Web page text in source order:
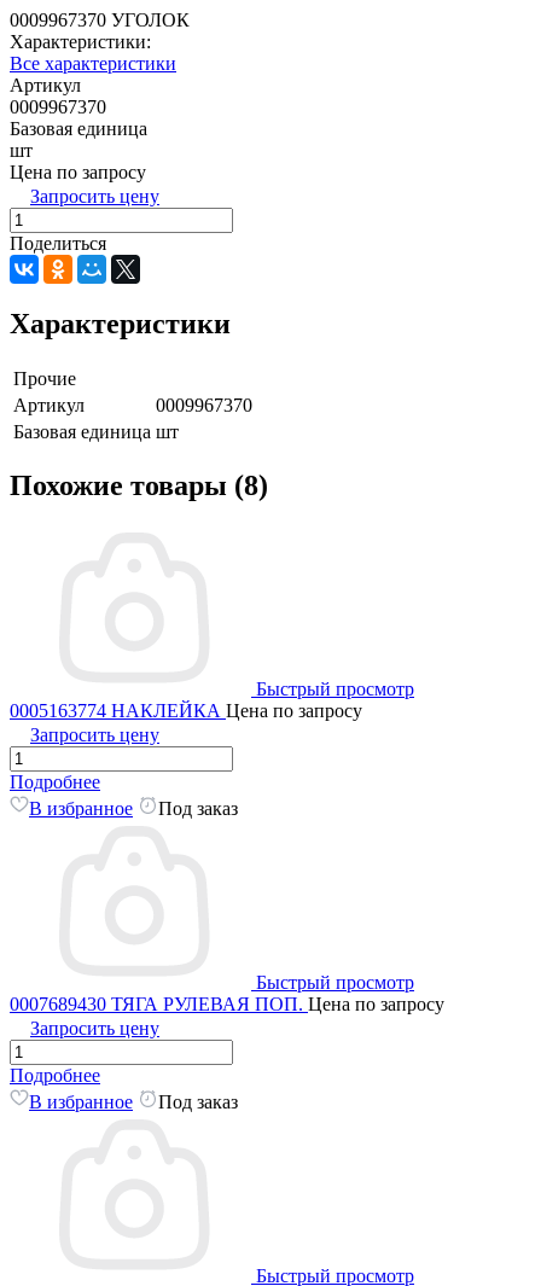
0009967370 УГОЛОК
Характеристики:
Все характеристики
Артикул
0009967370
Базовая единица
шт
Цена по запросу
Запросить цену
Поделиться
Характеристики
Прочие
Артикул
0009967370
Базовая единица шт
Похожие товары (8)
Быстрый просмотр
0005163774 НАКЛЕЙКА Цена по запросу
Запросить цену
Подробнее
В избранное
Под заказ
Быстрый просмотр
0007689430 ТЯГА РУЛЕВАЯ ПОП. Цена по запросу
Запросить цену
Подробнее
В избранное
Под заказ
Быстрый просмотр